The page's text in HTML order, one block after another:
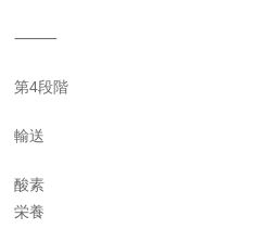
⸻
第4段階
輸送
酸素
栄養